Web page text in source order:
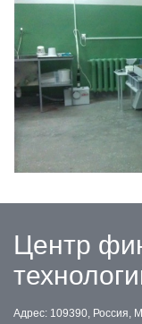
Центр
Адрес: 109390, Россия,